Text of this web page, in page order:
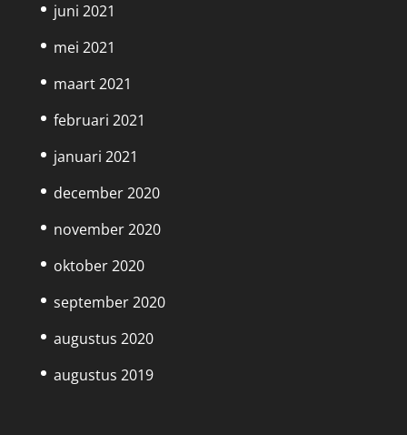
juni 2021
mei 2021
maart 2021
februari 2021
januari 2021
december 2020
november 2020
oktober 2020
september 2020
augustus 2020
augustus 2019